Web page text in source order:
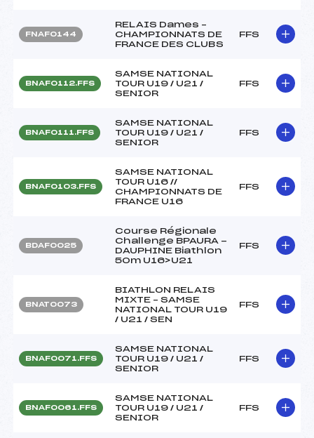
FNAF0144
RELAIS Dames –
CHAMPIONNATS DE
FRANCE DES CLUBS
FFS
BNAF0112.FFS
SAMSE NATIONAL
TOUR U19 / U21 /
SENIOR
FFS
BNAF0111.FFS
SAMSE NATIONAL
TOUR U19 / U21 /
SENIOR
FFS
BNAF0103.FFS
SAMSE NATIONAL
TOUR U16 //
CHAMPIONNATS DE
FRANCE U16
FFS
BDAF0025
Course Régionale
Challenge BPAURA -
DAUPHINE Biathlon
50m U16>U21
FFS
BNAT0073
BIATHLON RELAIS
MIXTE – SAMSE
NATIONAL TOUR U19
/ U21 / SEN
FFS
BNAF0071.FFS
SAMSE NATIONAL
TOUR U19 / U21 /
SENIOR
FFS
BNAF0061.FFS
SAMSE NATIONAL
TOUR U19 / U21 /
SENIOR
FFS